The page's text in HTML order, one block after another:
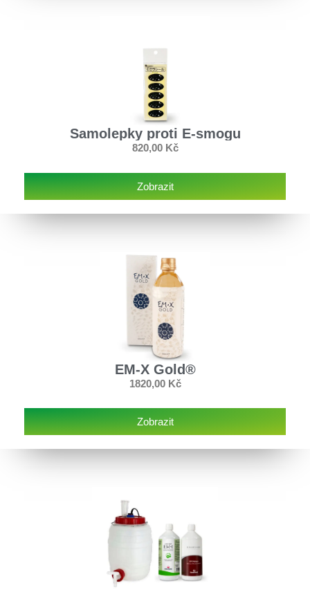
Samolepky proti E-smogu
820,00 Kč
Zobrazit
EM-X Gold®
1820,00 Kč
Zobrazit